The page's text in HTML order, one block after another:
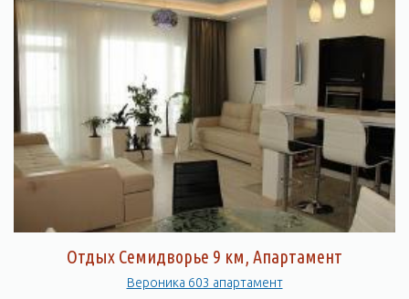
Отдых Семидворье 9 км, Апартамент
Вероника 603 апартамент